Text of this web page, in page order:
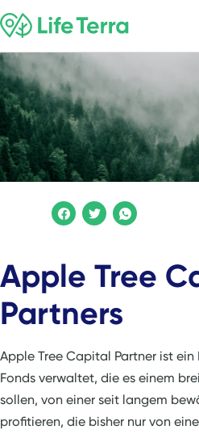
Apple Tree
Partners
Apple Tree Capital Partner ist
Fonds verwaltet, die es einem
sollen, von einer seit langem
profitieren, die bisher nur von